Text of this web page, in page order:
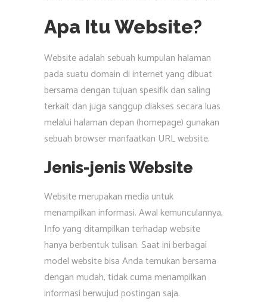
Apa Itu Website?
Website adalah sebuah kumpulan halaman
pada suatu domain di internet yang dibuat
bersama dengan tujuan spesifik dan saling
terkait dan juga sanggup diakses secara luas
melalui halaman depan (homepage) gunakan
sebuah browser manfaatkan URL website.
Jenis-jenis Website
Website merupakan media untuk
menampilkan informasi. Awal kemunculannya,
Info yang ditampilkan terhadap website
hanya berbentuk tulisan. Saat ini berbagai
model website bisa Anda temukan bersama
dengan mudah, tidak cuma menampilkan
informasi berwujud postingan saja.